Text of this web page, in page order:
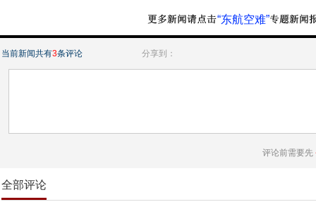
“东航空难”
当前新闻共有3条评论 分享到：
评论前需要先
全部评论